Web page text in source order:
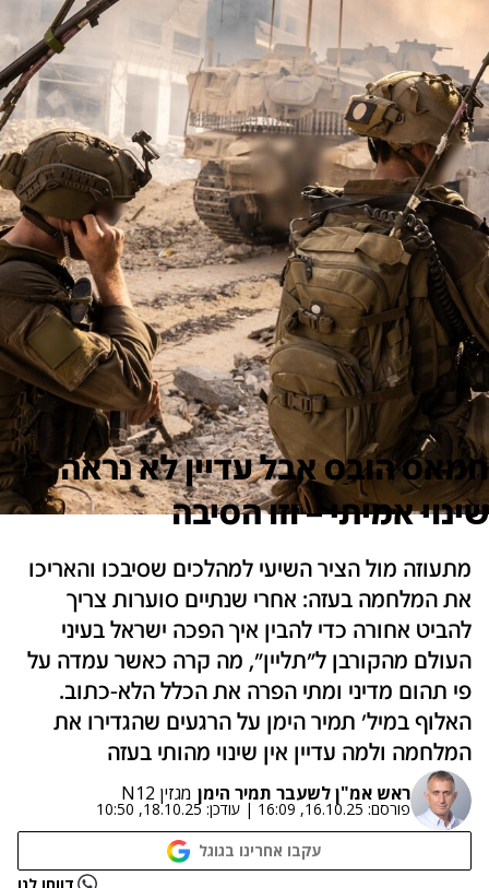
חמאס הובס אבל עדיין לא נראה
שינוי אמיתי – וזו הסיבה
מתעוזה מול הציר השיעי למהלכים שסיבכו והאריכו
את המלחמה בעזה: אחרי שנתיים סוערות צריך
להביט אחורה כדי להבין איך הפכה ישראל בעיני
העולם מהקורבן ל"תליין", מה קרה כאשר עמדה על
פי תהום מדיני ומתי הפרה את הכלל הלא-כתוב.
האלוף במיל' תמיר הימן על הרגעים שהגדירו את
המלחמה ולמה עדיין אין שינוי מהותי בעזה
ראש אמ"ן לשעבר תמיר הימן מגזין N12
פורסם: 16.10.25, 16:09
| עודכן: 18.10.25, 10:50
עקבו אחרינו בגוגל